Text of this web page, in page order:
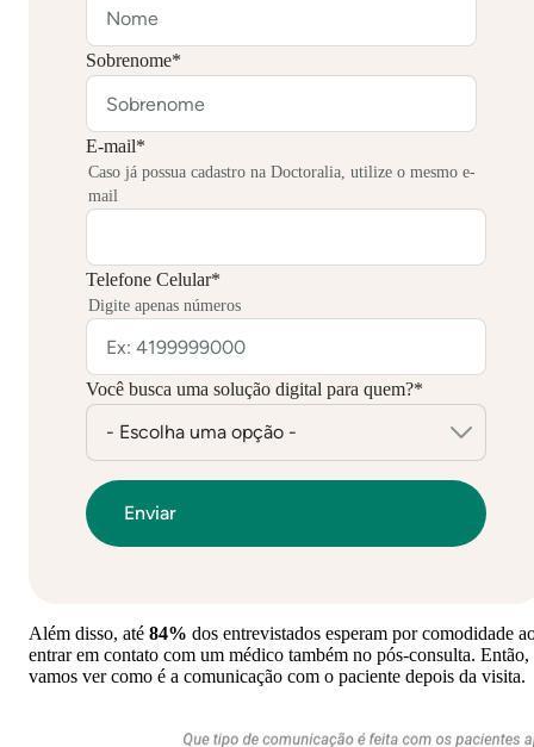
Sobrenome*
E-mail*
Caso já possua cadastro na Doctoralia, utilize o mesmo e-
mail
Telefone Celular*
Digite apenas números
Você busca uma solução digital para quem?*
Além disso, até 84% dos entrevistados esperam por comodidade
entrar em contato com um médico também no pós-consulta. Então,
vamos ver como é a comunicação com o paciente depois da visita.